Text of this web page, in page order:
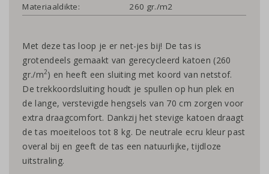
Materiaaldikte:
260 gr./m2
Met deze tas loop je er net-jes bij! De tas is
grotendeels gemaakt van gerecycleerd katoen (260
gr./m2) en heeft een sluiting met koord van netstof.
De trekkoordsluiting houdt je spullen op hun plek en
de lange, verstevigde hengsels van 70 cm zorgen voor
extra draagcomfort. Dankzij het stevige katoen draagt
de tas moeiteloos tot 8 kg. De neutrale ecru kleur past
overal bij en geeft de tas een natuurlijke, tijdloze
uitstraling.